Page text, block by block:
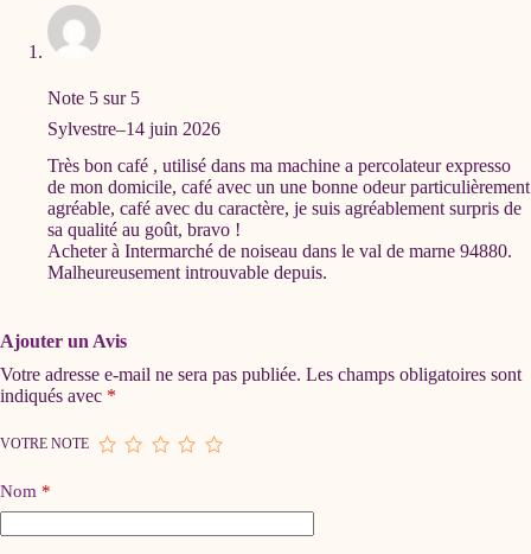
Note 5 sur 5
Sylvestre–14 juin 2026
Très bon café , utilisé dans ma machine a percolateur expresso
de mon domicile, café avec un une bonne odeur particulièrement
agréable, café avec du caractère, je suis agréablement surpris de
sa qualité au goût, bravo !
Acheter à Intermarché de noiseau dans le val de marne 94880.
Malheureusement introuvable depuis.
Ajouter un Avis
Votre adresse e-mail ne sera pas publiée. Les champs obligatoires sont
indiqués avec *
VOTRE NOTE
Nom *